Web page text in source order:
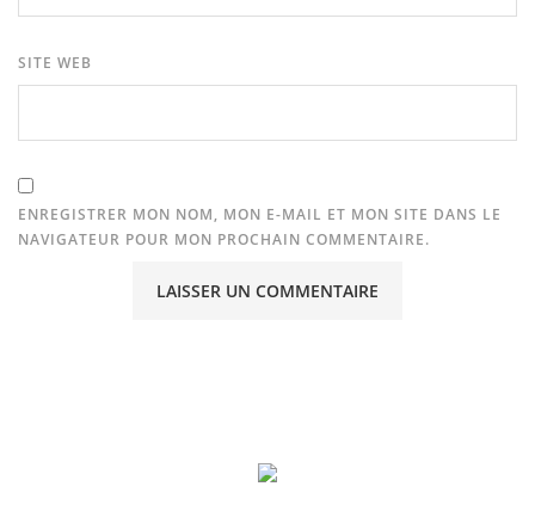
SITE WEB
ENREGISTRER MON NOM, MON E-MAIL ET MON SITE DANS LE
NAVIGATEUR POUR MON PROCHAIN COMMENTAIRE.